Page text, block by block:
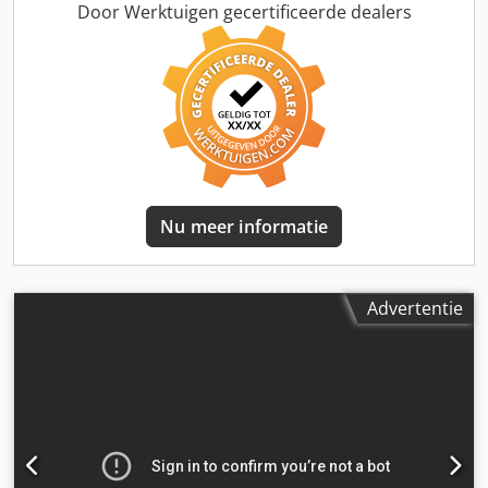
paneeldikte: 45 mm Min. paneelbreedte: 65 mm Max.
paneelbreedte: 65 mm Min. paneellengte: 160 mm Max.
paneellengte: 250 mm Min. doorvoersnelheid: 10 m/min
Max. doorvoersnelheid: 10 m/min MACHINEGEGEVENS
Afmetingen & Gewicht Afmetingen (L x B x H): 4.630 x 1.600
x 1.770 mm Gewicht: 1.200 kg Aantal transportpakketten: 1
stuk Spanning: 400 V Stroomverbruik: 29,37 A Zekering: 35
A UITRUSTING Voorfreesaggregaat - Type: FG 201 -
Gereedschap aanwezig Lijmunit - Type: 1903
Aandrukrollen - Type: 1812 - Gereedschap aanwezig
Afkortunit - Type: 1918 - Gereedschap aanwezig
Vlakschaafaggregaat - Type: FR201 - Gereedschap
Radiusafstraalaggregaat - Type: 1964 - Gereedschap
Door Werktuigen gecertificeerde dealers
Nu meer informatie
Advertentie